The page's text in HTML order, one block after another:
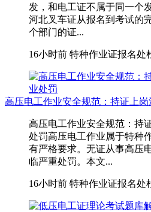
发，和电工证不属于同一个
河北叉车证从报名到考试的
个部门的证...
16小时前 特种作业证报名处
高压电工作业安全规范：持证上
高压电工作业安全规范：持
处罚高压电工作业属于特种
有严格要求。无证从事高压
临严重处罚。本文...
16小时前 特种作业证报名处